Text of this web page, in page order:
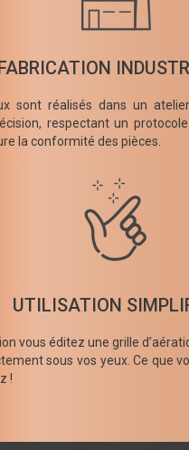
sont réalisés dans un
respectant un
la conformité des pièces.
UTILISATION
vous éditez une grille
sous vos yeux. Ce que
!